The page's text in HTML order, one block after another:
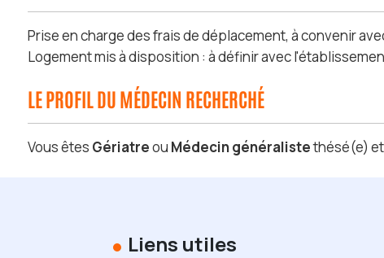
Prise en charge des frais de déplacement, à convenir
Logement mis à disposition : à définir avec
LE PROFIL DU MÉDECIN RECHERCHÉ
Vous êtes Gériatreou Médecin généralistethésé(e) et
Liens utiles